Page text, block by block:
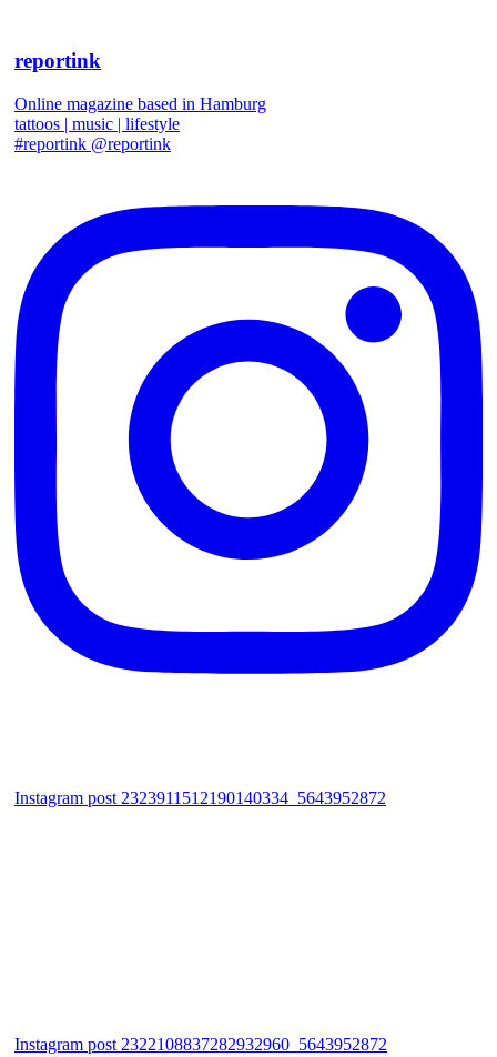
reportink
Online magazine based in Hamburg
tattoos | music | lifestyle
#reportink @reportink
Instagram post 2323911512190140334_5643952872
Instagram post 2322108837282932960_5643952872